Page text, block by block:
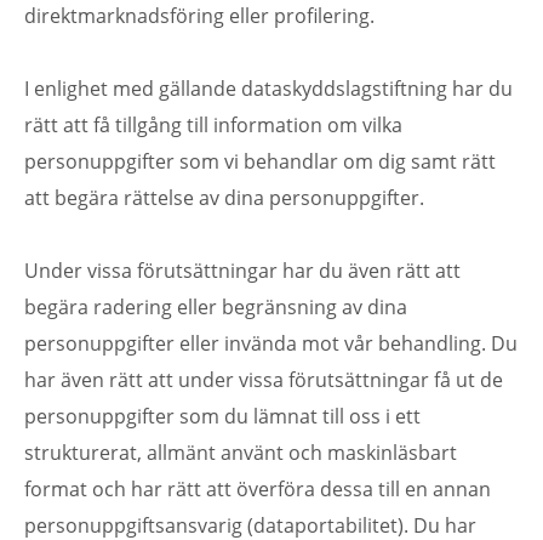
direktmarknadsföring eller profilering.
I enlighet med gällande dataskyddslagstiftning har du
rätt att få tillgång till information om vilka
personuppgifter som vi behandlar om dig samt rätt
att begära rättelse av dina personuppgifter.
Under vissa förutsättningar har du även rätt att
begära radering eller begränsning av dina
personuppgifter eller invända mot vår behandling. Du
har även rätt att under vissa förutsättningar få ut de
personuppgifter som du lämnat till oss i ett
strukturerat, allmänt använt och maskinläsbart
format och har rätt att överföra dessa till en annan
personuppgiftsansvarig (dataportabilitet). Du har